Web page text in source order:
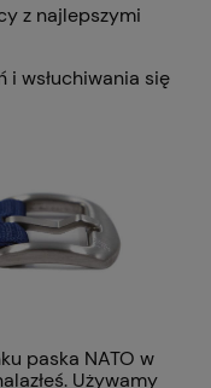
z najlepszymi
wsłuchiwania się
paska NATO w
Używamy